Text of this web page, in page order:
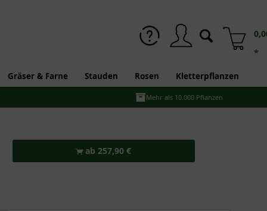
*
Gräser & Farne Stauden Rosen Kletterpflanzen
Mehr als 10.000 Pflanzen
ab 257,90 €